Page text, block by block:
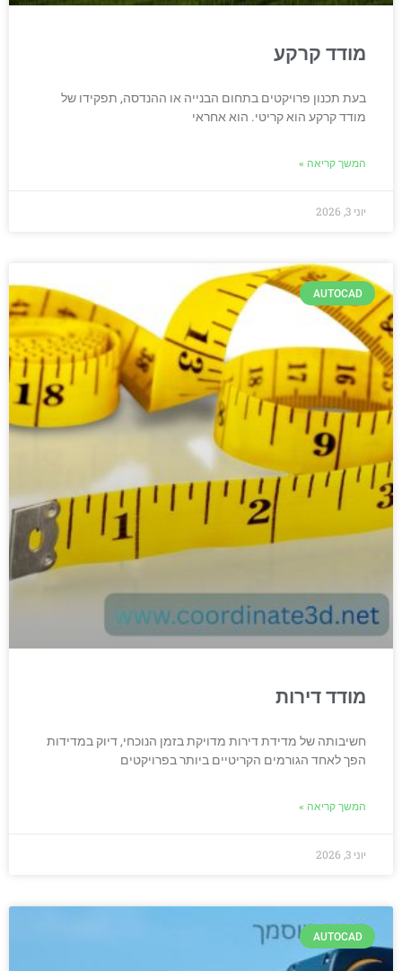
מודד קרקע
בעת תכנון פרויקטים בתחום הבנייה או ההנדסה, תפקידו של
מודד קרקע הוא קריטי. הוא אחראי
המשך קריאה »
יוני 3, 2026
AUTOCAD
מודד דירות
חשיבותה של מדידת דירות מדויקת בזמן הנוכחי, דיוק במדידות
הפך לאחד הגורמים הקריטיים ביותר בפרויקטים
המשך קריאה »
יוני 3, 2026
AUTOCAD